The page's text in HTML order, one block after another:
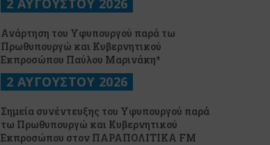
2 ΑΥΓΟΥΣΤΟΥ 2026
Ανάρτηση του Υφυπουργού παρά τω
Πρωθυπουργώ και Κυβερνητικού
Εκπροσώπου Παύλου Μαρινάκη*
2 ΑΥΓΟΥΣΤΟΥ 2026
Σημεία συνέντευξης του Υφυπουργού παρά
τω Πρωθυπουργώ και Κυβερνητικού
Εκπροσώπου στον ΠΑΡΑΠΟΛΙΤΙΚΑ FM